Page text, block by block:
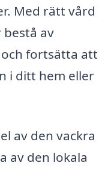
Med rätt vård
av
fortsätta att
i ditt hem eller
av den vackra
av den lokala